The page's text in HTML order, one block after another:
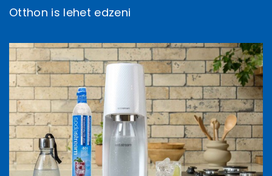
Otthon is lehet edzeni